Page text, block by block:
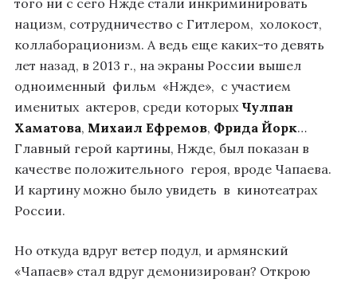
того ни с сего Нжде стали инкриминировать
нацизм, сотрудничество с Гитлером, холокост,
коллаборационизм. А ведь еще каких-то девять
лет назад, в 2013 г., на экраны России вышел
одноименный фильм «Нжде», с участием
именитых актеров, среди которых Чулпан
Хаматова, Михаил Ефремов, Фрида Йорк…
Главный герой картины, Нжде, был показан в
качестве положительного героя, вроде Чапаева.
И картину можно было увидеть в кинотеатрах
России.
Но откуда вдруг ветер подул, и армянский
«Чапаев» стал вдруг демонизирован? Открою